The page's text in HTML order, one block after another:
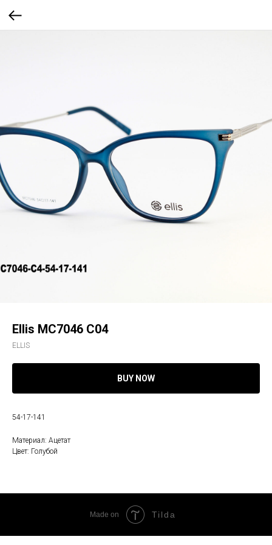
Ellis MC7046 C04
ELLIS
BUY NOW
54-17-141
Материал: Ацетат
Цвет: Голубой
Made on Tilda